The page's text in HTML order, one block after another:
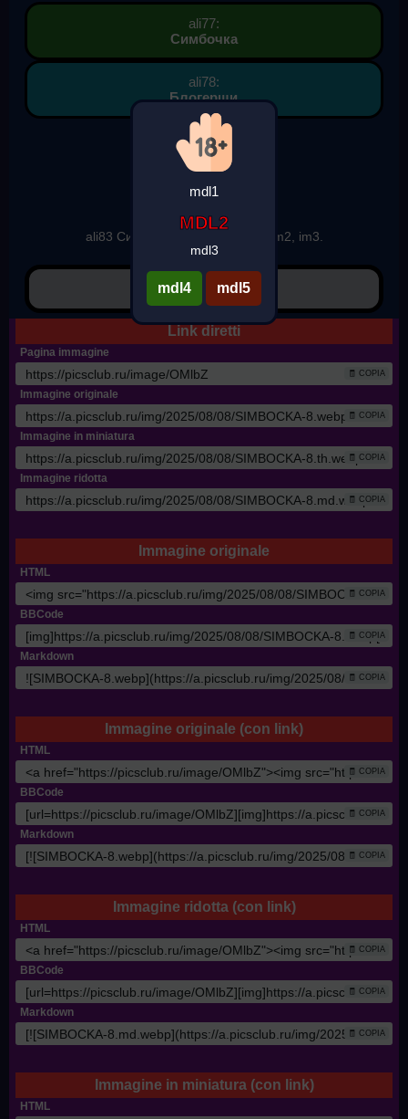
ali77:
Симбочка
ali78:
Блогерши
Фото Симбочка
ali79: 640 px.
ali81: webp.
ali83 Симбочка im1, Симбочка im2, im3.
Симбочка im4.
✔ ali84
Link diretti
Pagina immagine
🧾 COPIA
Immagine originale
🧾 COPIA
Immagine in miniatura
🧾 COPIA
Immagine ridotta
🧾 COPIA
Immagine originale
HTML
🧾 COPIA
BBCode
🧾 COPIA
Markdown
🧾 COPIA
Immagine originale (con link)
HTML
🧾 COPIA
BBCode
🧾 COPIA
Markdown
🧾 COPIA
Immagine ridotta (con link)
HTML
🧾 COPIA
BBCode
🧾 COPIA
Markdown
🧾 COPIA
Immagine in miniatura (con link)
HTML
mdl1
MDL2
mdl3
mdl4 mdl5